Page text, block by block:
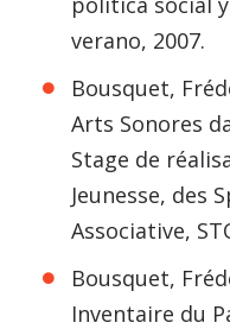
verano, 2007.
Bousquet,
Arts Sonores
Stage de
Jeunesse, des
Associative,
Bousquet,
Inventaire du